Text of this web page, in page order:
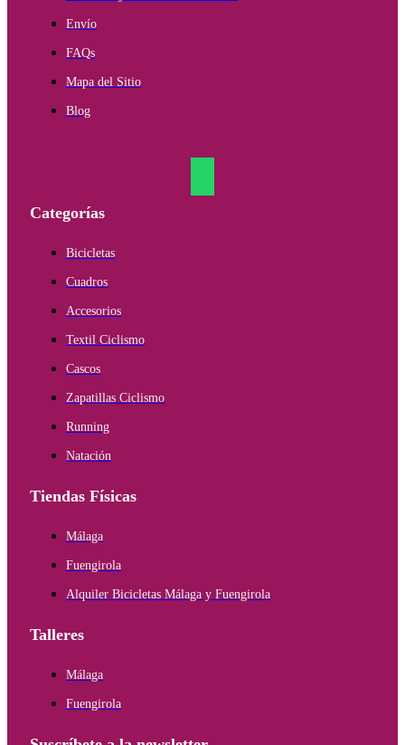
Envío
FAQs
Mapa del Sitio
Blog
Categorías
Bicicletas
Cuadros
Accesorios
Textil Ciclismo
Cascos
Zapatillas Ciclismo
Running
Natación
Tiendas Físicas
Málaga
Fuengirola
Alquiler Bicicletas Málaga y Fuengirola
Talleres
Málaga
Fuengirola